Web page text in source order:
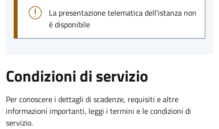
La presentazione telematica dell'istanza non
è disponibile
Condizioni di servizio
Per conoscere i dettagli di scadenze, requisiti e altre
informazioni importanti, leggi i termini e le condizioni di
servizio.